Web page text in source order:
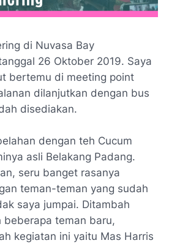
di Nuvasa Bay
26 Oktober 2019. Saya
bertemu di meeting point
dilanjutkan dengan bus
disediakan.
dengan teh Cucum
asli Belakang Padang.
seru banget rasanya
teman-teman yang sudah
saya jumpai. Ditambah
beberapa teman baru,
kegiatan ini yaitu Mas Harris